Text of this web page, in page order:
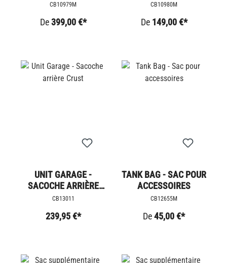
CB10979M
De399,00 €*
CB10980M
De 149,00 €*
UNIT GARAGE -
SACOCHE ARRIÈRE
CRUST
CB13011
239,95 €*
TANK BAG - SAC POUR
ACCESSOIRES
CB12655M
De45,00 €*